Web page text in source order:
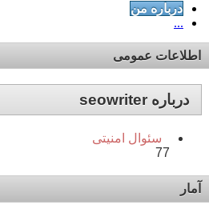
درباره من
...
اطلاعات عمومی
درباره seowriter
سئوال امنیتی
77
آمار